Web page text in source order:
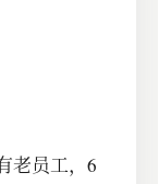
老员工，6